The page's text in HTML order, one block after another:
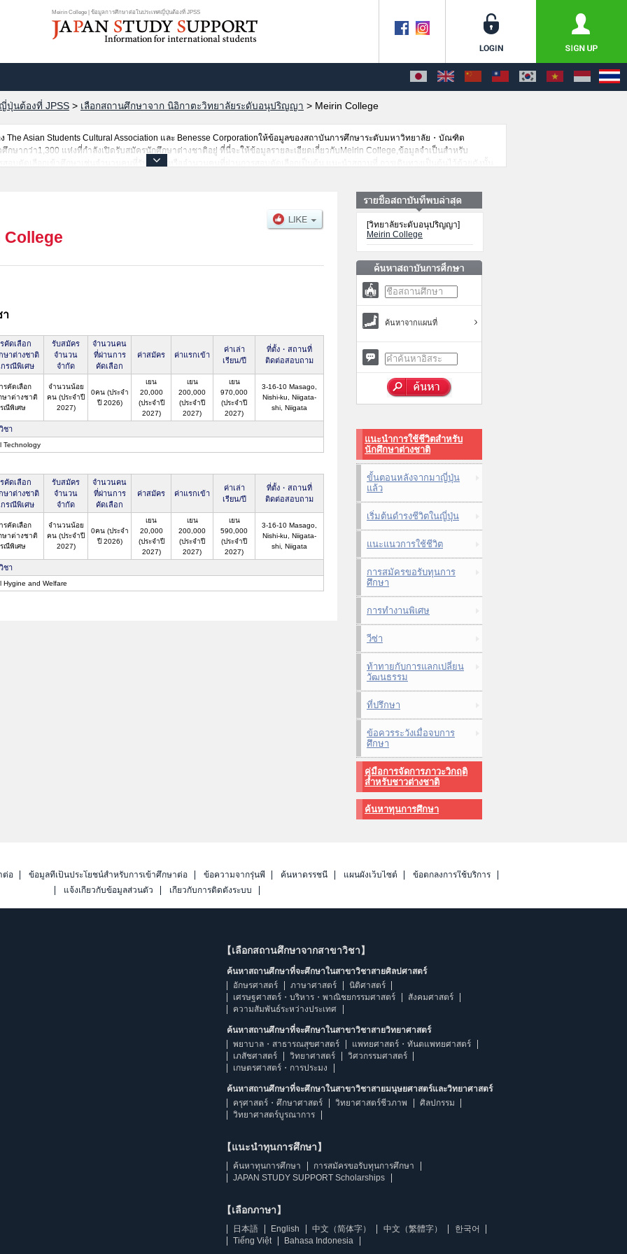
Meirin College | ข้อมูลการศึกษาต่อในประเทศญี่ปุ่นต้องที่ JPSS
ปุ่นต้องที่ JPSS > เลือกสถานศึกษาจาก นิอิกาตะวิทยาลัยระดับอนุปริญญา > Meirin College
The Asian Students Cultural Association และ Benesse Corporationให้ข้อมูลของสถาบันการศึกษาระดับมหาวิทยาลัย・บัณฑิต
ษากว่า1,300 แห่งที่กำลังเปิดรับสมัครนักศึกษาต่างชาติอยู่ ที่นี่จะให้ข้อมูลรายละเอียดเกี่ยวกับMeirin College,ข้อมูลจำเป็นสำหรับ
อบคัดเลือกเข้าศึกษาเช่นจำนวนคนที่รับสมัครหรือจำนวนคนที่ผ่านการสอบคัดเลือกเป็นต้น,แนะนำสถานที่,การเดินทางเป็นต้นไว้ด้วยดังนั้น
College
า
คัดเลือก
ษาต่างชาติ
กรณีพิเศษ
รับสมัคร
จำนวน
จำกัด
จำนวนคน
ที่ผ่านการ
คัดเลือก
ค่าสมัคร ค่าแรกเข้า
ค่าเล่า
เรียน/ปี
ที่ตั้ง・สถานที่
ติดต่อสอบถาม
รคัดเลือก
ษาต่างชาติ
ณีพิเศษ
จำนวนน้อย
คน (ประจำปี
2027)
0คน (ประจำ
ปี 2026)
เยน
20,000
(ประจำปี
2027)
เยน
200,000
(ประจำปี
2027)
เยน
970,000
(ประจำปี
2027)
3-16-10 Masago,
Nishi-ku, Niigata-
shi, Niigata
ชา
Technology
คัดเลือก
ษาต่างชาติ
กรณีพิเศษ
รับสมัคร
จำนวน
จำกัด
จำนวนคน
ที่ผ่านการ
คัดเลือก
ค่าสมัคร ค่าแรกเข้า
ค่าเล่า
เรียน/ปี
ที่ตั้ง・สถานที่
ติดต่อสอบถาม
รคัดเลือก
ษาต่างชาติ
ณีพิเศษ
จำนวนน้อย
คน (ประจำปี
2027)
0คน (ประจำ
ปี 2026)
เยน
20,000
(ประจำปี
2027)
เยน
200,000
(ประจำปี
2027)
เยน
590,000
(ประจำปี
2027)
3-16-10 Masago,
Nishi-ku, Niigata-
shi, Niigata
ชา
Hygine and Welfare
[วิทยาลัยระดับอนุปริญญา]
Meirin College
ค้นหาจากแผนที่
แนะนำการใช้ชีวิตสำหรับ
นักศึกษาต่างชาติ
ขั้นตอนหลังจากมาญี่ปุ่น
แล้ว
เริ่มต้นดำรงชีวิตในญี่ปุ่น
แนะแนวการใช้ชีวิต
การสมัครขอรับทุนการ
ศึกษา
การทำงานพิเศษ
วีซ่า
ท้าทายกับการแลกเปลี่ยน
วัฒนธรรม
ที่ปรึกษา
ข้อควรระวังเมื่อจบการ
ศึกษา
คู่มือการจัดการภาวะวิกฤติ
สำหรับชาวต่างชาติ
ค้นหาทุนการศึกษา
ต่อ ข้อมูลที่เป็นประโยชน์สำหรับการเข้าศึกษาต่อ ข้อความจากรุ่นพี่ ค้นหาดรรชนี แผนผังเว็บไซต์
ข้อตกลงการใช้บริการ
แจ้งเกี่ยวกับข้อมูลส่วนตัว
เกี่ยวกับการติดตั้งระบบ
【เลือกสถานศึกษาจากสาขาวิชา】
ค้นหาสถานศึกษาที่จะศึกษาในสาขาวิชาสายศิลปศาสตร์
อักษรศาสตร์
ภาษาศาสตร์
นิติศาสตร์
เศรษฐศาสตร์・บริหาร・พาณิชยกรรมศาสตร์
สังคมศาสตร์
ความสัมพันธ์ระหว่างประเทศ
ค้นหาสถานศึกษาที่จะศึกษาในสาขาวิชาสายวิทยาศาสตร์
พยาบาล・สาธารณสุขศาสตร์
แพทยศาสตร์・ทันตแพทยศาสตร์
เภสัชศาสตร์
วิทยาศาสตร์
วิศวกรรมศาสตร์
เกษตรศาสตร์・การประมง
ค้นหาสถานศึกษาที่จะศึกษาในสาขาวิชาสายมนุษยศาสตร์และวิทยาศาสตร์
ครุศาสตร์・ศึกษาศาสตร์
วิทยาศาสตร์ชีวภาพ
ศิลปกรรม
วิทยาศาสตร์บูรณาการ
【แนะนำทุนการศึกษา】
ค้นหาทุนการศึกษา
การสมัครขอรับทุนการศึกษา
JAPAN STUDY SUPPORT Scholarships
【เลือกภาษา】
日本語 English 中文（简体字） 中文（繁體字）
한국어
Tiếng Việt
Bahasa Indonesia